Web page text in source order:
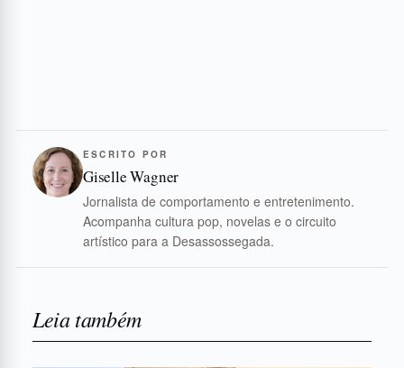
ESCRITO POR
Giselle Wagner
Jornalista de comportamento e entretenimento.
Acompanha cultura pop, novelas e o circuito
artístico para a Desassossegada.
Leia também